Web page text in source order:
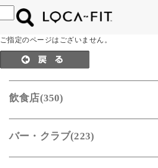
ご指定のページはございません。
飲食店(350)
バー・クラブ(223)